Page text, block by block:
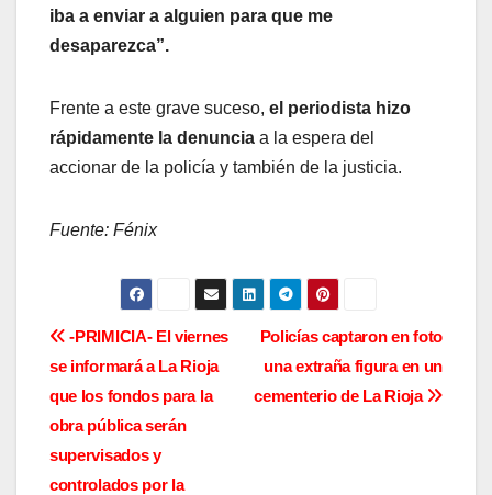
iba a enviar a alguien para que me
desaparezca”.
Frente a este grave suceso, el periodista hizo
rápidamente la denuncia a la espera del
accionar de la policía y también de la justicia.
Fuente: Fénix
N
a
v
e
Policías captaron en foto
una extraña figura en un
cementerio de La Rioja
-PRIMICIA- El viernes
se informará a La Rioja
que los fondos para la
obra pública serán
supervisados y
controlados por la